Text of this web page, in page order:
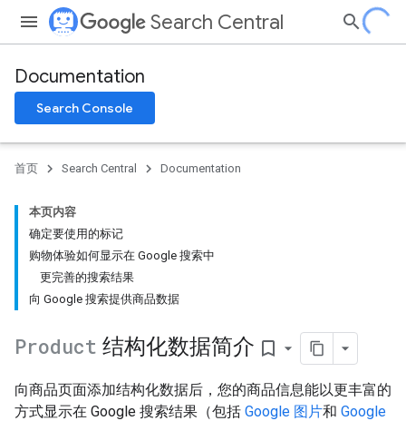
Search Central
Documentation
Search Console
首页 Search Central Documentation
本页内容
确定要使用的标记
购物体验如何显示在 Google 搜索中
更完善的搜索结果
向 Google 搜索提供商品数据
Product 结构化数据简介 bookmark_border
向商品页面添加结构化数据后，您的商品信息能以更丰富的
方式显示在 Google 搜索结果（包括 Google 图片和 Google